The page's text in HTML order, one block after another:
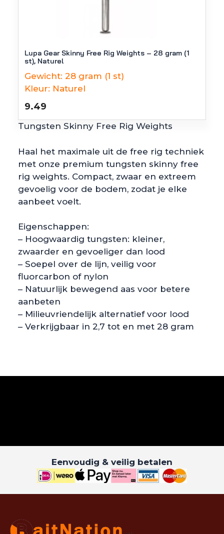
Lupa Gear Skinny Free Rig Weights – 28 gram (1
st), Naturel
Gewicht: 28 gram (1 st)
Kleur: Naturel
9.49
Tungsten Skinny Free Rig Weights
Haal het maximale uit de free rig techniek
met onze premium tungsten skinny free
rig weights. Compact, zwaar en extreem
gevoelig voor de bodem, zodat je elke
aanbeet voelt.
Eigenschappen:
– Hoogwaardig tungsten: kleiner,
zwaarder en gevoeliger dan lood
– Soepel over de lijn, veilig voor
fluorcarbon of nylon
– Natuurlijk bewegend aas voor betere
aanbeten
– Milieuvriendelijk alternatief voor lood
– Verkrijgbaar in 2,7 tot en met 28 gram
Eenvoudig & veilig betalen